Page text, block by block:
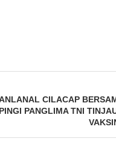
CILACAP
PANGLIMA TNI